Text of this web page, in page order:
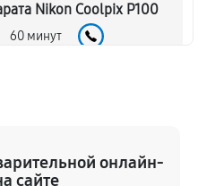
Nikon Coolpix P100
60 минут
на CCD/CMOS матрице
60 минут
онлайн-
сайте